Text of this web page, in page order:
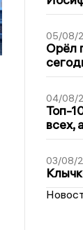
05/08/
Орёл
04/08/
Топ-
всех,
03/08/